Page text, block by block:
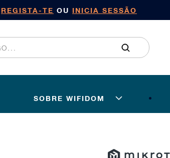
REGISTA-TE OU INICIA SESSÃO
SOBRE WIFIDOM